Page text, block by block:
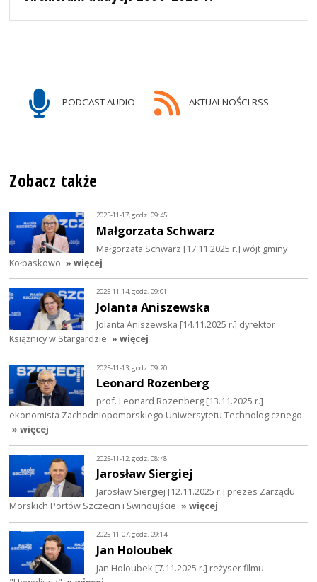
PODCAST AUDIO AKTUALNOŚCI RSS
Zobacz także
2025-11-17, godz. 09:45
Małgorzata Schwarz
Małgorzata Schwarz [17.11.2025 r.] wójt gminy
Kołbaskowo » więcej
2025-11-14, godz. 09:01
Jolanta Aniszewska
Jolanta Aniszewska [14.11.2025 r.] dyrektor
Książnicy w Stargardzie » więcej
2025-11-13, godz. 09:20
Leonard Rozenberg
prof. Leonard Rozenberg [13.11.2025 r.]
ekonomista Zachodniopomorskiego Uniwersytetu Technologicznego
» więcej
2025-11-12, godz. 08:48
Jarosław Siergiej
Jarosław Siergiej [12.11.2025 r.] prezes Zarządu
Morskich Portów Szczecin i Świnoujście » więcej
2025-11-07, godz. 09:14
Jan Holoubek
Jan Holoubek [7.11.2025 r.] reżyser filmu